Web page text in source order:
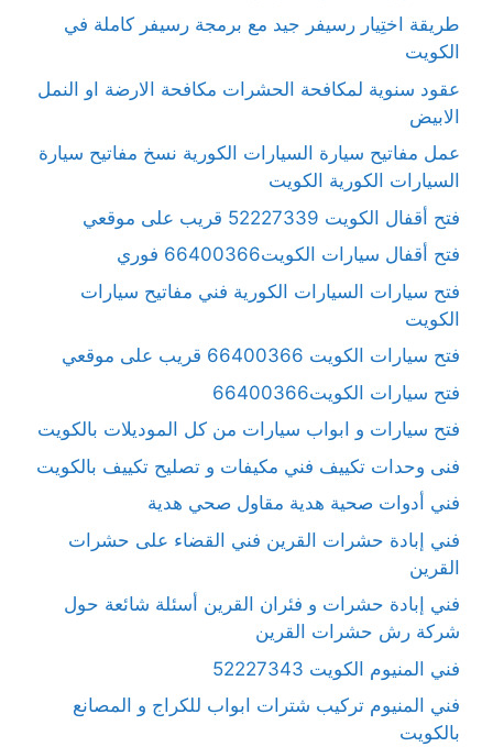
طريقة اختِيار رسيفر جيد مع برمجة رسيفر كاملة في
الكويت
عقود سنوية لمكافحة الحشرات مكافحة الارضة او النمل
الابيض
عمل مفاتيح سيارة السيارات الكورية نسخ مفاتيح سيارة
السيارات الكورية الكويت
فتح أقفال الكويت 52227339 قريب على موقعي
فتح أقفال سيارات الكويت66400366 فوري
فتح سيارات السيارات الكورية فني مفاتيح سيارات
الكويت
فتح سيارات الكويت 66400366 قريب على موقعي
فتح سيارات الكويت66400366
فتح سيارات و ابواب سيارات من كل الموديلات بالكويت
فنى وحدات تكييف فني مكيفات و تصليح تكييف بالكويت
فني أدوات صحية هدية مقاول صحي هدية
فني إبادة حشرات القرين فني القضاء على حشرات
القرين
فني إبادة حشرات و فئران القرين أسئلة شائعة حول
شركة رش حشرات القرين
فني المنيوم الكويت 52227343
فني المنيوم تركيب شترات ابواب للكراج و المصانع
بالكويت